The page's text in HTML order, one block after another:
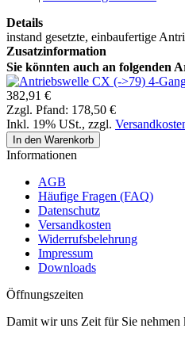
Details
instand gesetzte, einbaufertige
Zusatzinformation
Sie könnten auch an folgenden
382,91 €
Zzgl. Pfand: 178,50 €
Inkl. 19% USt., zzgl.
In den Warenkorb
Informationen
AGB
Häufige Fragen (FAQ)
Datenschutz
Versandkosten
Widerrufsbelehrung
Impressum
Downloads
Öffnungszeiten
Damit wir uns Zeit für Sie